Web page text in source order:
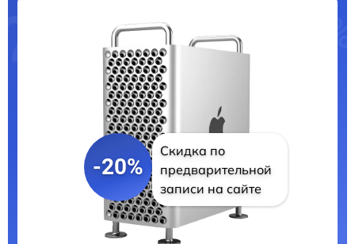
-20%
Скидка по
предварительной
записи на сайте